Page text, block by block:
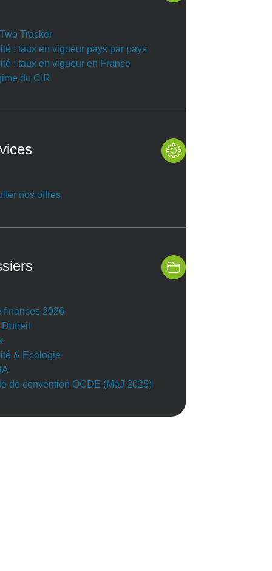
Tracker
: taux en vigueur pays par pays
: taux en vigueur en France
du CIR
nos offres
finances 2026
& Ecologie
de convention OCDE (MàJ 2025)